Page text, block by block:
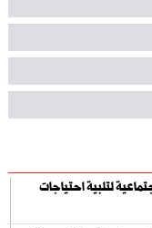
لتلبية احتياجات